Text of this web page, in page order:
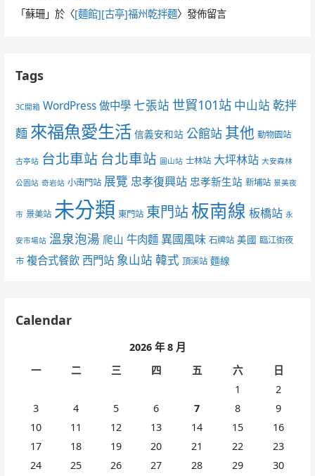
「蘇珊 」於〈[麵館][古亭]福州乾拌麵〉發佈留言
Tags
3C開箱 WordPress 做中學 七張站 世貿101站 中山站 乾拌
麵 來福魚愛生活 信義安和站 公館站 其他 動物園站
古亭站 台北車站 台北車站 圓山站 士林站 大坪林站 大安森林
公園站 奇岩站 小南門站 展覽 忠孝復興站 忠孝新生站 新埔站 景美夜
市 景美站 未分類 東門站 東門站板南線 板橋站 永
安市場站 溫泉泡湯 爬山 牛肉麵 異國風味 石牌站 美國 臨江街夜
市 複合式餐飲 西門站 象山站 韓式 頂溪站 麵線
Calendar
2026 年 8 月
一
二 三 四 五 六
日
1
2
3
4 5 6 7 8
9
10
11 12 13 14 15
16
17
18 19 20 21 22
23
24
25 26 27 28 29
30